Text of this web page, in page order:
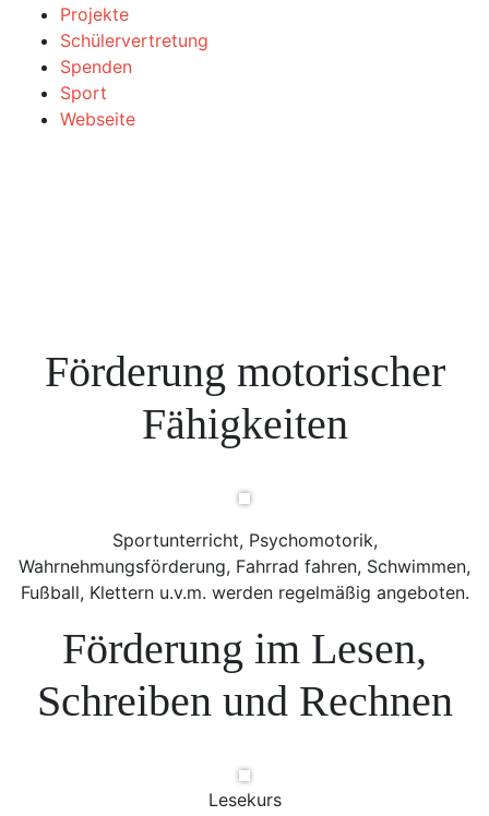
Projekte
Schülervertretung
Spenden
Sport
Webseite
Förderung motorischer
Fähigkeiten
Sportunterricht, Psychomotorik,
Wahrnehmungsförderung, Fahrrad fahren, Schwimmen,
Fußball, Klettern u.v.m. werden regelmäßig angeboten.
Förderung im Lesen,
Schreiben und Rechnen
Lesekurs